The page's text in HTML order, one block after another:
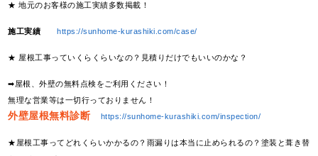
★ 地元のお客様の施工実績多数掲載！
施工実績 https://sunhome-kurashiki.com/case/
★ 屋根工事っていくらくらいなの？見積りだけでもいいのかな？
➡屋根、外壁の無料点検をご利用ください！
無理な営業等は一切行っておりません！
外壁屋根無料診断 https://sunhome-kurashiki.com/inspection/
★屋根工事ってどれくらいかかるの？雨漏りは本当に止められるの？塗装と葺き替